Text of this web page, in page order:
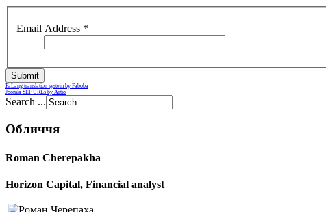
Email Address *
Submit
FaLang translation system by Faboba
Joomla SEF URLs by Artio
Search ...
Обличчя
Roman Cherepakha
Horizon Capital, Financial analyst